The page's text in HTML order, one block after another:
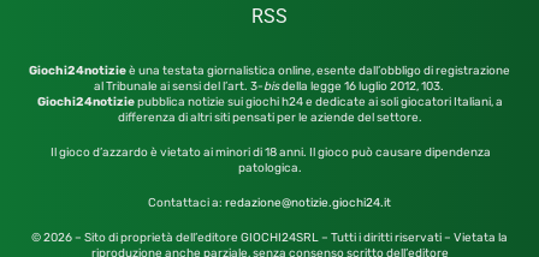
RSS
Giochi24notizieè una testata giornalistica online, esente dall’obbligo di registrazione
al Tribunale ai sensi del l’art. 3-bisdella legge 16 luglio 2012,103.
Giochi24notiziepubblica notizie sui giochi h24 e dedicate ai soli giocatori Italiani, a
differenza di altri siti pensati per le aziende del settore.
Il gioco d’azzardo è vietato ai minori di 18 anni. Il gioco può causare dipendenza
patologica.
Contattaci a: redazione@notizie.giochi24.it
© 2026 – Sito di proprietà dell’editore GIOCHI24SRL – Tutti i diritti riservati – Vietata la
riproduzione anche parziale, senza consenso scritto dell’editore